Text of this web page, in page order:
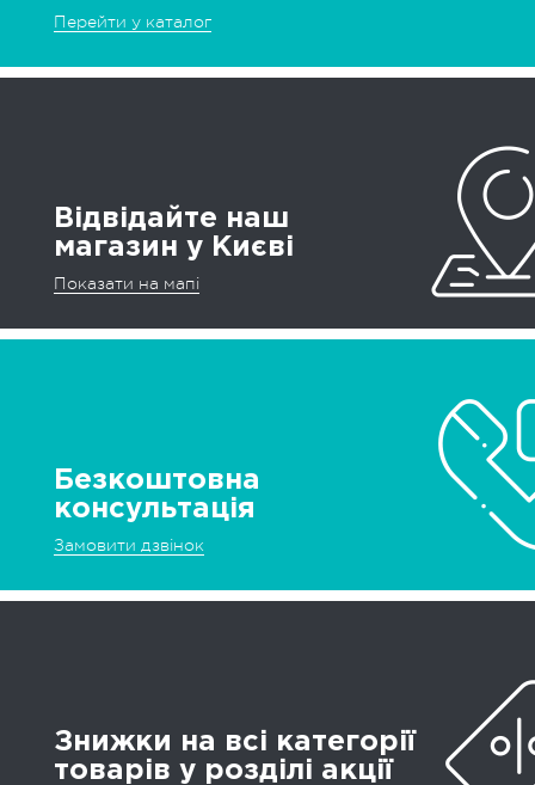
Перейти у каталог
Відвідайте наш
магазин у Києві
Показати на мапі
Безкоштовна
консультація
Замовити дзвінок
Знижки на всі категорії
товарів у розділі акції